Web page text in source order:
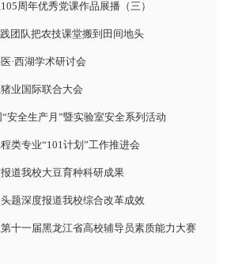
周年优秀党课作品展播（三）
团队把农技课堂搬到田间地头
·西湖学术研讨会
业国际联合大会
安全生产月”暨实验室安全系列活动
类专业“101计划”工作推进会
道我校大豆育种科研成果
题深度报道我校综合改革成效
十一届黑龙江省高校辅导员素质能力大赛